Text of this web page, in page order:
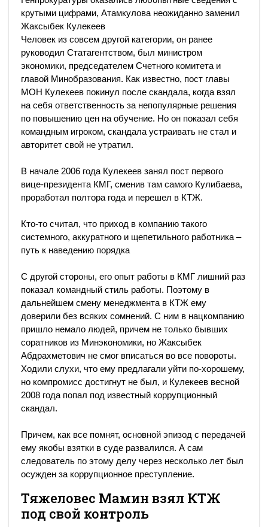
крутыми цифрами, Атамкулова неожиданно заменил
Жаксыбек Кулекеев
Человек из совсем другой категории, он ранее
руководил Статагентством, был министром
экономики, председателем Счетного комитета и
главой Минобразования. Как известно, пост главы
МОН Кулекеев покинул после скандала, когда взял
на себя ответственность за непопулярные решения
по повышению цен на обучение. Но он показал себя
командным игроком, скандала устраивать не стал и
авторитет свой не утратил.
В начале 2006 года Кулекеев занял пост первого
вице-президента КМГ, сменив там самого Кулибаева,
проработал полтора года и перешел в КТЖ.
Кто-то считал, что приход в компанию такого
системного, аккуратного и щепетильного работника –
путь к наведению порядка
С другой стороны, его опыт работы в КМГ лишний раз
показал командный стиль работы. Поэтому в
дальнейшем смену менеджмента в КТЖ ему
доверили без всяких сомнений. С ним в нацкомпанию
пришло немало людей, причем не только бывших
соратников из Минэкономики, но Жаксыбек
Абдрахметович не смог вписаться во все повороты.
Ходили слухи, что ему предлагали уйти по-хорошему,
но компромисс достигнут не был, и Кулекеев весной
2008 года попал под известный коррупционный
скандал.
Причем, как все помнят, основной эпизод с передачей
ему якобы взятки в суде развалился. А сам
следователь по этому делу через несколько лет был
осужден за коррупционное преступление.
Тяжеловес Мамин взял КТЖ
под свой контроль